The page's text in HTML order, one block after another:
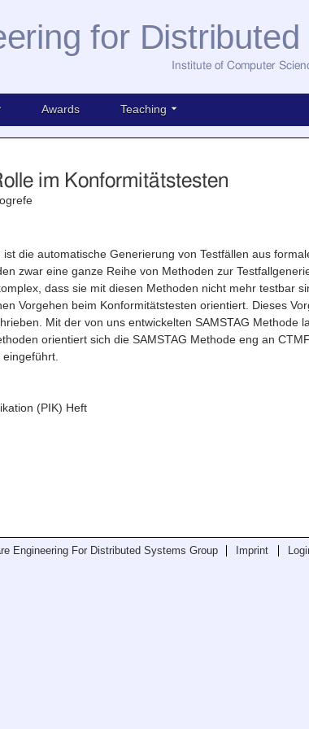
for
Institute of Computer
Awards Teaching
im Konformitätstesten
die automatische Generierung von Testfällen aus
zwar eine ganze Reihe von Methoden zur
dass sie mit diesen Methoden nicht mehr testbar
Vorgehen beim Konformitätstesten orientiert. Dieses
Mit der von uns entwickelten SAMSTAG Methode
orientiert sich die SAMSTAG Methode eng an
(PIK) Heft
Engineering For Distributed Systems Group Imprint